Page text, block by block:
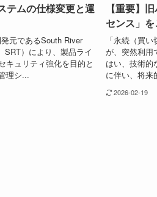
テムの仕様変更と運
元であるSouth River
SRT）により、製品ライ
キュリティ強化を目的と
理シ...
【重要】
センス」
「永続（買
が、突然利用
はい、技術的
に伴い、将来
2026-02-19